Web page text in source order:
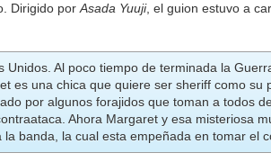
Dirigido porAsada Yuuji, el guion estuvo a
Unidos. Al poco tiempo de terminada la
es una chica que quiere ser sheriff como
por algunos forajidos que toman a todos
Ahora Margaret y esa misteriosa
la banda, la cual esta empeñada en tomar el